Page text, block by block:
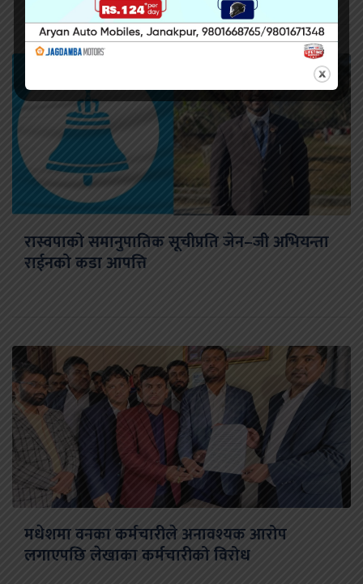
रास्वपाको समानुपातिक सूचीप्रति जेन–जी अभियन्ता
राईनको कडा आपत्ति
मधेशमा वनका कर्मचारीले अनावश्यक आरोप
लगाएपछि लेखाका कर्मचारीको विरोध